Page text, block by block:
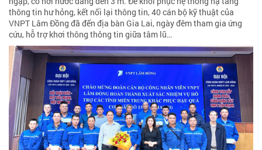
thông tin hư hỏng, kết nối lại thông tin, 40 cán bộ kỹ thuật của
VNPT Lâm Đồng đã đến địa bàn Gia Lai, ngày đêm tham gia ứng
cứu, hỗ trợ khơi thông thông tin giữa tâm lũ…